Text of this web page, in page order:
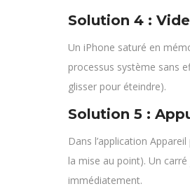
Solution 4 :
Un iPhone saturé en
processus système sans
glisser pour éteindre).
Solution 5 :
Dans l’application
la mise au point). Un
immédiatement.